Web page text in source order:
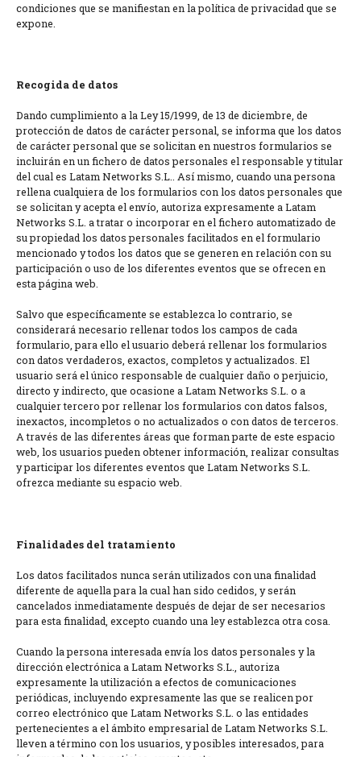
condiciones que se manifiestan en la política de privacidad que se
expone.
Recogida de datos
Dando cumplimiento a la Ley 15/1999, de 13 de diciembre, de
protección de datos de carácter personal, se informa que los datos
de carácter personal que se solicitan en nuestros formularios se
incluirán en un fichero de datos personales el responsable y titular
del cual es Latam Networks S.L.. Así mismo, cuando una persona
rellena cualquiera de los formularios con los datos personales que
se solicitan y acepta el envío, autoriza expresamente a Latam
Networks S.L. a tratar o incorporar en el fichero automatizado de
su propiedad los datos personales facilitados en el formulario
mencionado y todos los datos que se generen en relación con su
participación o uso de los diferentes eventos que se ofrecen en
esta página web.
Salvo que específicamente se establezca lo contrario, se
considerará necesario rellenar todos los campos de cada
formulario, para ello el usuario deberá rellenar los formularios
con datos verdaderos, exactos, completos y actualizados. El
usuario será el único responsable de cualquier daño o perjuicio,
directo y indirecto, que ocasione a Latam Networks S.L. o a
cualquier tercero por rellenar los formularios con datos falsos,
inexactos, incompletos o no actualizados o con datos de terceros.
A través de las diferentes áreas que forman parte de este espacio
web, los usuarios pueden obtener información, realizar consultas
y participar los diferentes eventos que Latam Networks S.L.
ofrezca mediante su espacio web.
Finalidades del tratamiento
Los datos facilitados nunca serán utilizados con una finalidad
diferente de aquella para la cual han sido cedidos, y serán
cancelados inmediatamente después de dejar de ser necesarios
para esta finalidad, excepto cuando una ley establezca otra cosa.
Cuando la persona interesada envía los datos personales y la
dirección electrónica a Latam Networks S.L., autoriza
expresamente la utilización a efectos de comunicaciones
periódicas, incluyendo expresamente las que se realicen por
correo electrónico que Latam Networks S.L. o las entidades
pertenecientes a el ámbito empresarial de Latam Networks S.L.
lleven a término con los usuarios, y posibles interesados, para